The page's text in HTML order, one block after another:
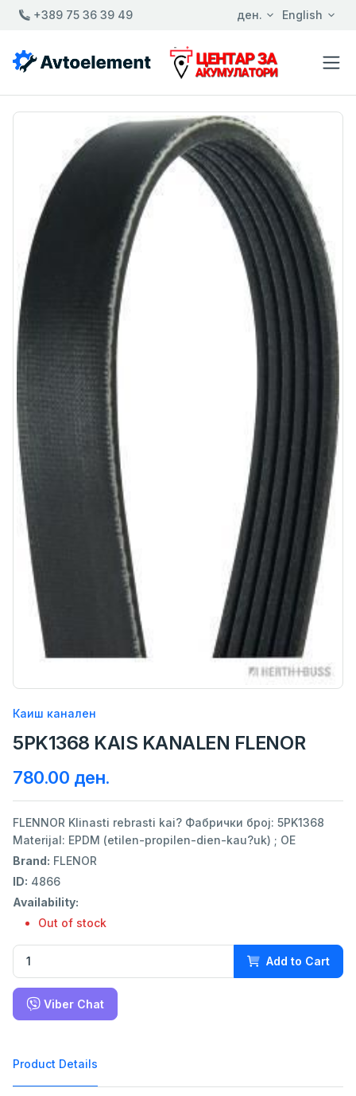
+389 75 36 39 49 ден. English
Каиш канален
5PK1368 KAIS KANALEN FLENOR
780.00 ден.
FLENNOR Klinasti rebrasti kai? Фабрички број: 5PK1368
Materijal: EPDM (etilen-propilen-dien-kau?uk) ; ОЕ
Brand: FLENOR
ID: 4866
Availability:
Out of stock
Add to Cart
Viber Chat
Product Details